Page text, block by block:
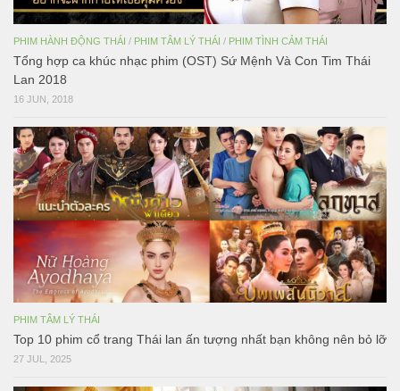
PHIM HÀNH ĐỘNG THÁI / PHIM TÂM LÝ THÁI / PHIM TÌNH CẢM THÁI
Tổng hợp ca khúc nhạc phim (OST) Sứ Mệnh Và Con Tim Thái
Lan 2018
16 JUN, 2018
PHIM TÂM LÝ THÁI
Top 10 phim cổ trang Thái lan ấn tượng nhất bạn không nên bỏ lỡ
27 JUL, 2025